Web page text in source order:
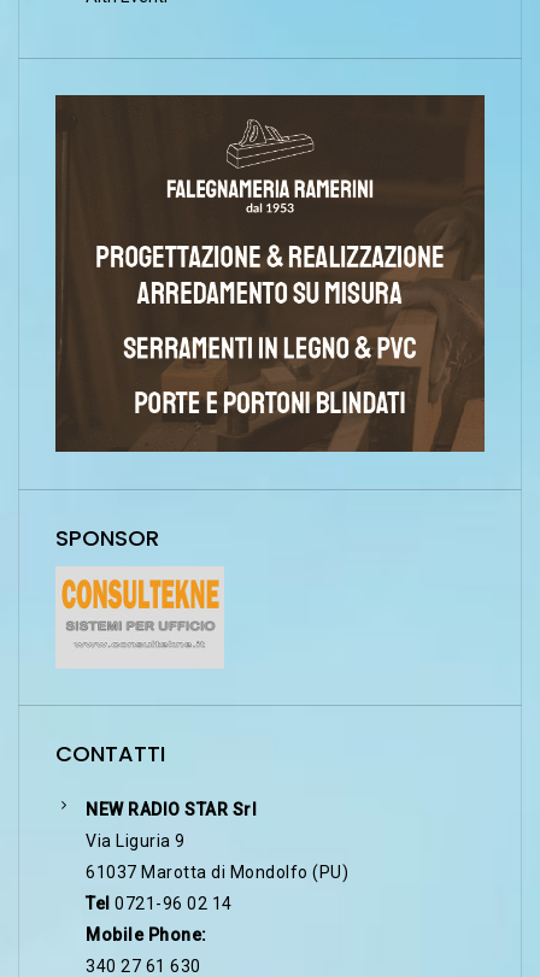
SPONSOR
CONTATTI
NEW RADIO STAR Srl
Via Liguria 9
61037 Marotta di Mondolfo (PU)
Tel 0721-96 02 14
Mobile Phone:
340 27 61 630